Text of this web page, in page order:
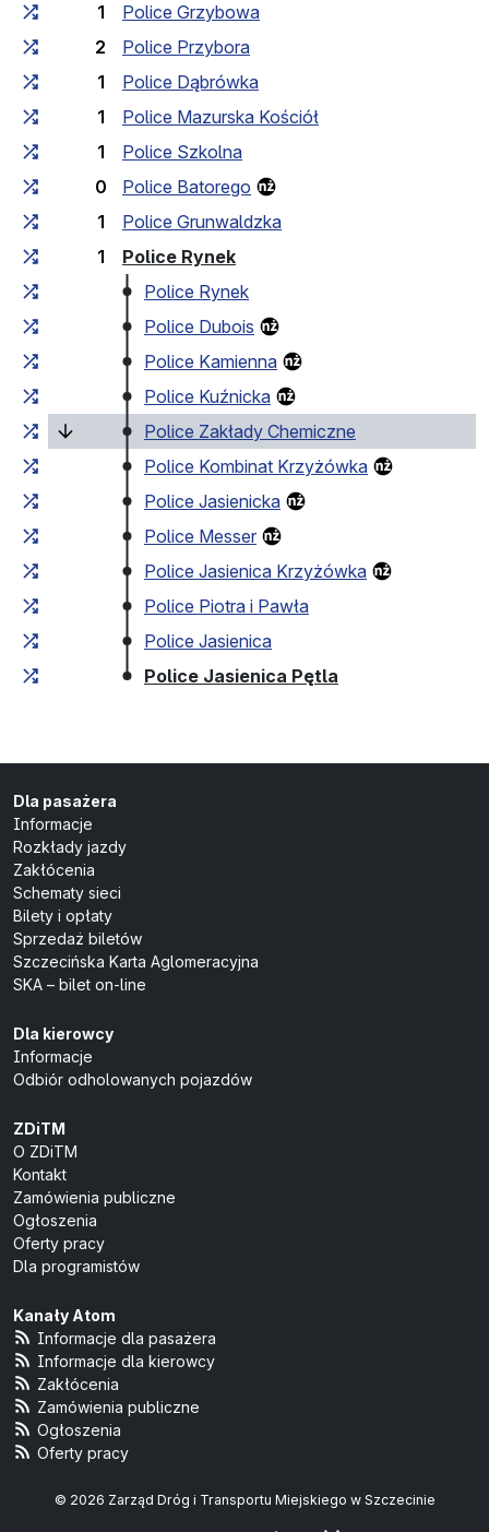
1
Police Grzybowa
2
Police Przybora
1
Police Dąbrówka
1
Police Mazurska Kościół
1
Police Szkolna
0
Police Batorego
1
Police Grunwaldzka
1
Police Rynek(przystanek końcowy)
Police Rynek
Police Dubois
Police Kamienna
Police Kuźnicka
Police Zakłady Chemiczne
Police Kombinat Krzyżówka
Police Jasienicka
Police Messer
Police Jasienica Krzyżówka
Police Piotra i Pawła
Police Jasienica
Police Jasienica Pętla
Dla pasażera
Informacje
Rozkłady jazdy
Zakłócenia
Schematy sieci
Bilety i opłaty
Sprzedaż biletów
Szczecińska Karta Aglomeracyjna
SKA – bilet on-line
Dla kierowcy
Informacje
Odbiór odholowanych pojazdów
ZDiTM
O ZDiTM
Kontakt
Zamówienia publiczne
Ogłoszenia
Oferty pracy
Dla programistów
Kanały Atom
Informacje dla pasażera
Informacje dla kierowcy
Zakłócenia
Zamówienia publiczne
Ogłoszenia
Oferty pracy
© 2026 Zarząd Dróg i Transportu Miejskiego w Szczecinie